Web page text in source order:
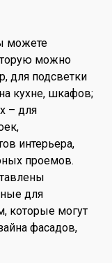
можете
можно
для подсветки
кухне, шкафов;
– для
интерьера,
проемов.
для
которые могут
фасадов,